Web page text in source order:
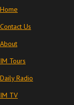
Home
Contact Us
About
IM Tours
Daily Radio
IM TV